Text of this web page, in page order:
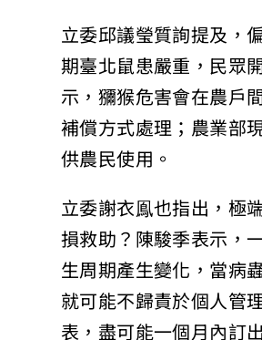
立委邱議瑩質詢提及，
期臺北鼠患嚴重，民眾
示，獼猴危害會在農戶
補償方式處理；農業部
供農民使用。
立委謝衣鳯也指出，極
損救助？陳駿季表示，
生周期產生變化，當病
就可能不歸責於個人管